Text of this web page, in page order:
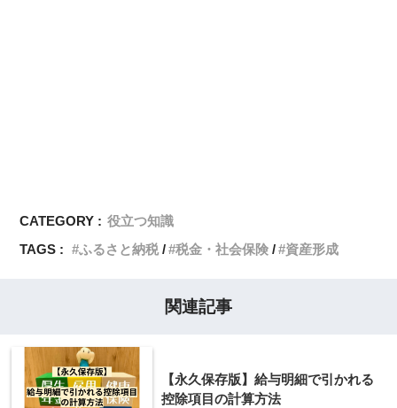
CATEGORY : 役立つ知識
TAGS :
ふるさと納税 税金・社会保険 資産形成
関連記事
【永久保存版】給与明細で引かれる
控除項目の計算方法